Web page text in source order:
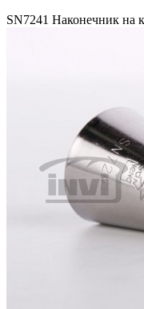
SN7241 Наконечник на